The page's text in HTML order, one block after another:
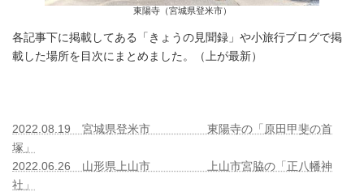
東陽寺（宮城県登米市）
各記事下に掲載してある「きょうの見聞録」や小旅行ブログで掲
載した場所を目次にまとめました。（上が最新）
2022.08.19 宮城県登米市 東陽寺の「原田甲斐の首
塚 」
2022.06.26 山形県上山市 上山市宮脇の「正八幡神
社」
スタマーハラスメント研修の講師
2026年7月30日
務めました（山形県河北町）